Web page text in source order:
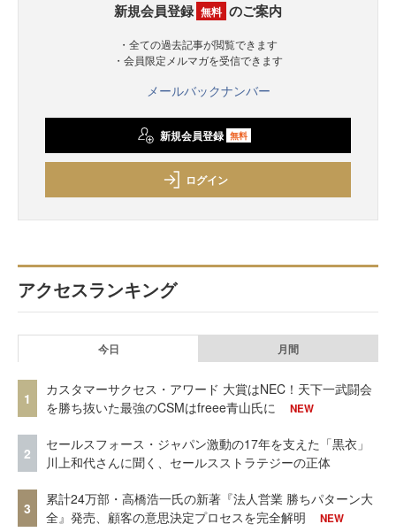
新規会員登録 無料 のご案内
・全ての過去記事が閲覧できます
・会員限定メルマガを受信できます
メールバックナンバー
新規会員登録 無料
ログイン
アクセスランキング
今日 月間
1
カスタマーサクセス・アワード 大賞はNEC！天下一武闘会
を勝ち抜いた最強のCSMはfreee青山氏に
NEW
2
セールスフォース・ジャパン激動の17年を支えた「黒衣」
川上和代さんに聞く、セールスストラテジーの正体
3
累計24万部・高橋浩一氏の新著『法人営業 勝ちパターン大
全』発売、顧客の意思決定プロセスを完全解明
NEW